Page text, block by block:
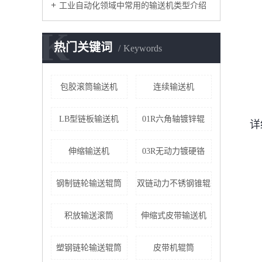
工业自动化领域中常用的输送机类型介绍
热门关键词 Keywords
K
包胶滚筒输送机 连续输送机
LB型链板输送机 01R六角轴镀锌辊
伸缩输送机 03R无动力镀硬铬
钢制链轮输送辊筒 双链动力不锈钢锥辊
积放输送滚筒 伸缩式皮带输送机
塑钢链轮输送辊筒 皮带机辊筒